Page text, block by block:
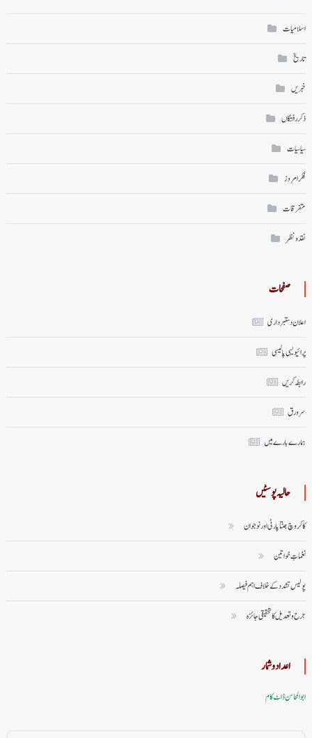
اسلامیات
تاریخ
خبریں
ذکر رفتگاں
سیاسیات
فکر امروز
متفرقات
نقد ونظر
صفحات
اعلان دستبرداری
پرائیویسی پالیسی
رابطہ کریں
سر ورق
ہمارے بارے میں
حالیہ پوسٹیں
کاکروچ جنتا پارٹی اور نوجوان
نغماتِ خواتین
پولیس تشدد کے خلاف اہم فیصلہ
جرح و تعدیل کا تحقیقی جائزہ
اعداد وشمار
ابوالمحاسن ڈاٹ کام